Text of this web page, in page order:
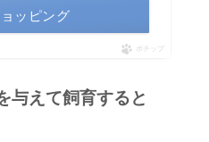
ッピング
ポチップ
与えて飼育すると